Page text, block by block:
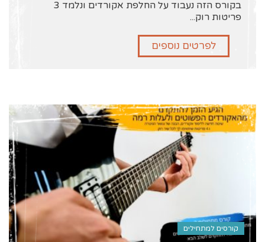
בקורס הזה נעבוד על החלפת אקורדים ונלמד 3
פריטות רוק...
לפרטים נוספים
קורסים למתחילים